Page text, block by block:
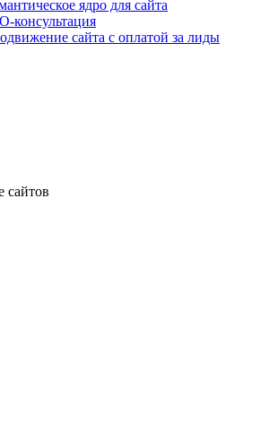
ядро для сайта
консультация
сайта с оплатой за лиды
сайтов